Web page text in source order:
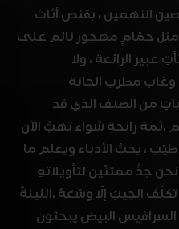
النهمين ، بقنص أثاث
مثل حمّامٍ مهجور نائم على
عبير الرائعة ، ولا
وغاب مطرب الحانة
من الصنف الذي قد
رائحة شواء تهبُّ الآن
، يحبُّ الأدباء ويعلم ما
جدُّ ممتنّين لتأويلاتهِ
تكلّف الجيبَ إلّا وسْعَهُ .الليلةُ
البيض يبحثون